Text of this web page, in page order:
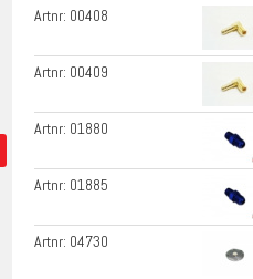
Artnr: 00408
Artnr: 00409
Artnr: 01880
Artnr: 01885
Artnr: 04730